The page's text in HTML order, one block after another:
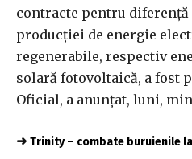
contracte pentru diferenţă
producţiei de energie
regenerabile, respectiv
solară fotovoltaică, a fost
Oficial, a anunţat, luni,
➜ Trinity – combate buruienile